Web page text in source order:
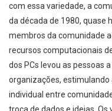
com essa variedade, a
da década de 1980, quase
membros da comunidade
recursos computacionais
dos PCs levou as pessoas
organizações,
individual entre
troca de dados e ideias.